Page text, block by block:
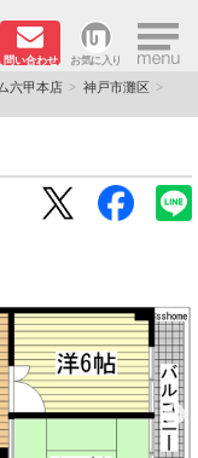
問い合わせ お気に入り ×
六甲本店
神戸市灘区